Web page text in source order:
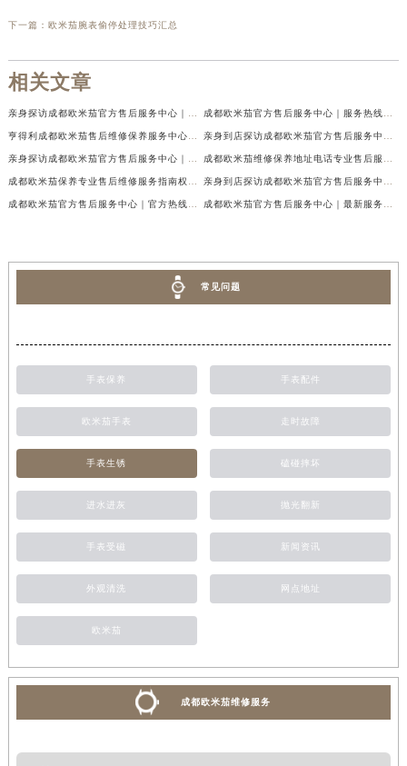
下一篇： 欧米茄腕表偷停处理技巧汇总
相关文章
常见问题
手表保养 手表配件
欧米茄手表 走时故障
手表生锈 磕碰摔坏
进水进灰 抛光翻新
手表受磁 新闻资讯
外观清洗 网点地址
欧米茄
成都欧米茄维修服务